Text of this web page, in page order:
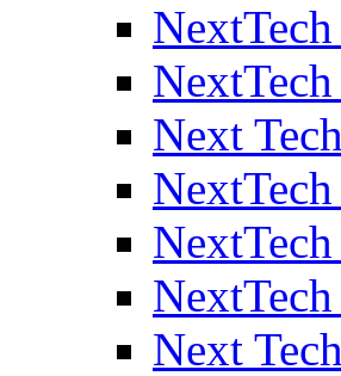
Next
Next